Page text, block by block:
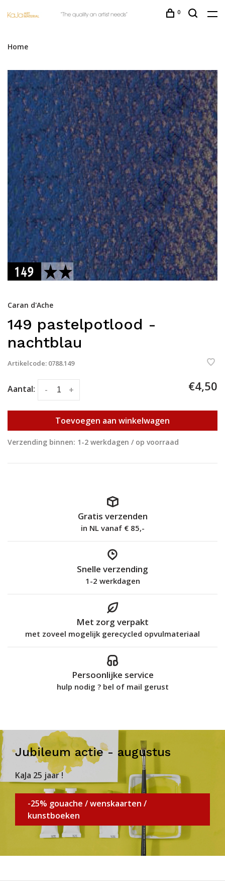
0
Home
Caran d'Ache
149 pastelpotlood -
nachtblau
Artikelcode: 0788.149
Aantal: +
- €4,50
Toevoegen aan winkelwagen
Verzending binnen: 1-2 werkdagen / op voorraad
Gratis verzenden
in NL vanaf € 85,-
Snelle verzending
1-2 werkdagen
Met zorg verpakt
met zoveel mogelijk gerecycled opvulmateriaal
Persoonlijke service
hulp nodig ? bel of mail gerust
Jubileum actie - augustus
KaJa 25 jaar !
-25% gouache / wenskaarten /
kunstboeken